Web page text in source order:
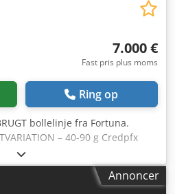
7.000 €
Fast pris plus moms
Ring op
bollelinje fra Fortuna.
– 40-90 g Credpfx
(i cm): - stempling: Kaiser,
på bageplader 60x80, 60x100.
længde: 325, - bredde: 125, -Annoncer